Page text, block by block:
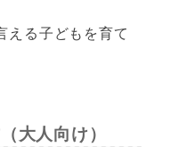
える子どもを育て
大人向け）